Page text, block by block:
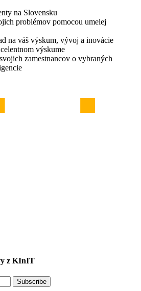
na Slovensku
problémov pomocou umelej
na váš výskum, vývoj a inovácie
výskume
zamestnancov o vybraných
z KInIT